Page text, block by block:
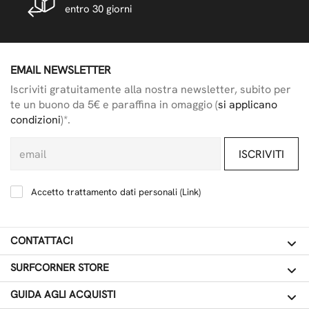
entro 30 giorni
EMAIL NEWSLETTER
Iscriviti gratuitamente alla nostra newsletter, subito per
te un buono da 5€ e paraffina in omaggio (si applicano
condizioni)*.
ISCRIVITI
Accetto trattamento dati personali (Link)
CONTATTACI
SURFCORNER STORE
GUIDA AGLI ACQUISTI